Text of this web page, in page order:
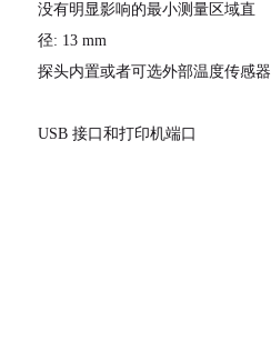
没有明显影响的最小测量区域直
径: 13 mm
探头内置或者可选外部温度传感器
USB 接口和打印机端口